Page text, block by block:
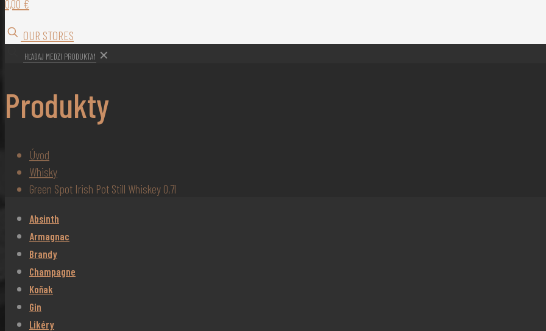
0,00 €
OUR STORES
✕
Produkty
Úvod
Whisky
Green Spot Irish Pot Still Whiskey 0,7l
Absinth
Armagnac
Brandy
Champagne
Koňak
Gin
Likéry